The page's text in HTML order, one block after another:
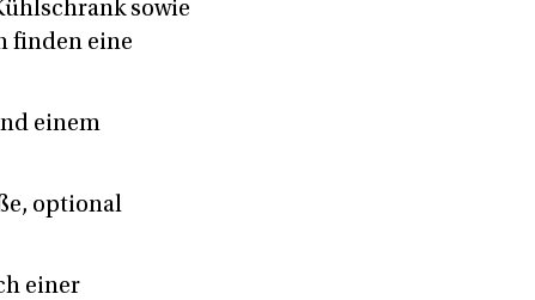
sowie
finden eine
einem
optional
einer